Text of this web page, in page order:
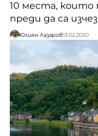
10 места,
преди да са
Юлиян Лазаров13.02.2020